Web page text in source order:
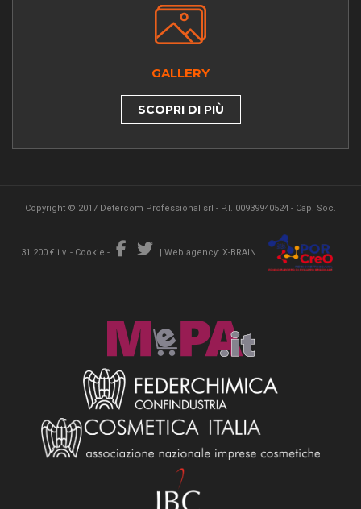
GALLERY
SCOPRI DI PIÙ
Copyright © 2017 Detercom Professional srl - P.I. 00939940524 - Cap. Soc.
31.200 € i.v. - Cookie - | Web agency: X-BRAIN